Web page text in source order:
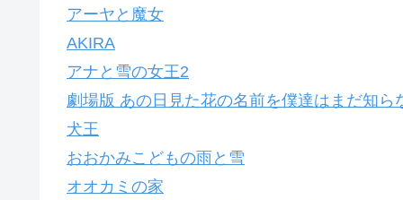
アーヤと魔女
AKIRA
アナと雪の女王2
劇場版 あの日見た花の名前を僕達はまだ知ら
犬王
おおかみこどもの雨と雪
オオカミの家